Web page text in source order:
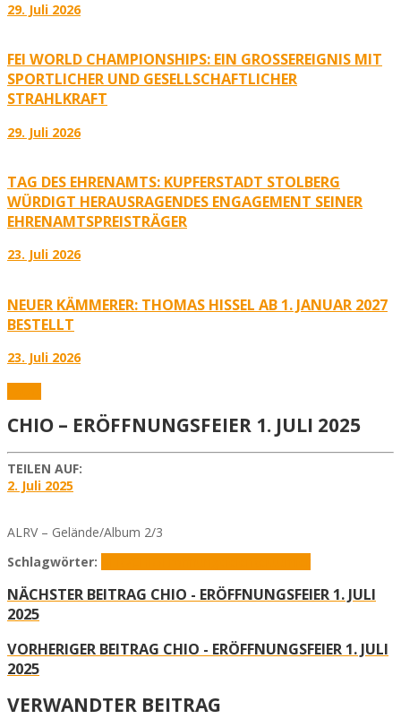
29. Juli 2026
FEI WORLD CHAMPIONSHIPS: EIN GROSSEREIGNIS MIT S
PORTLICHER UND GESELLSCHAFTLICHER S
TRAHLKRAFT
29. Juli 2026
TAG DES EHRENAMTS: KUPFERSTADT STOLBERG
WÜRDIGT HERAUSRAGENDES ENGAGEMENT SEINER
EHRENAMTSPREISTRÄGER
23. Juli 2026
NEUER KÄMMERER: THOMAS HISSEL AB 1. JANUAR 2027
BESTELLT
23. Juli 2026
CHIO – ERÖFFNUNGSFEIER 1. JULI 2025
TEILEN AUF:
2. Juli 2025
ALRV – Gelände/Album 2/3
Schlagwörter:
NÄCHSTER BEITRAG CHIO - ERÖFFNUNGSFEIER 1. JULI
2025
VORHERIGER BEITRAG CHIO - ERÖFFNUNGSFEIER 1. JULI
2025
VERWANDTER BEITRAG